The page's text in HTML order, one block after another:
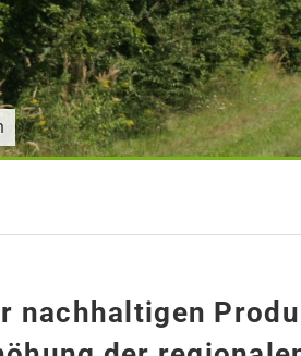
nachhaltigen